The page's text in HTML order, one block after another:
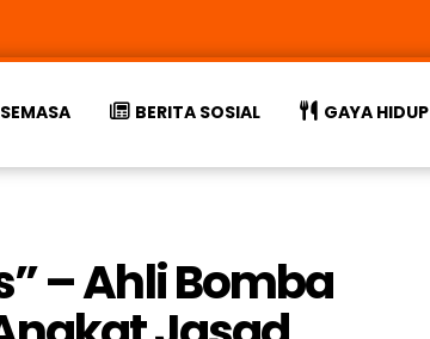
SEMASA BERITA SOSIAL GAYA HIDUP
– Ahli Bomba